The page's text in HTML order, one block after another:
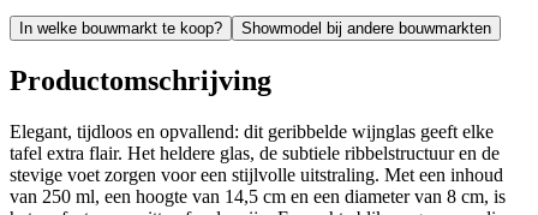
In welke bouwmarkt te koop? Showmodel bij andere bouwmarkten
Productomschrijving
Elegant, tijdloos en opvallend: dit geribbelde wijnglas geeft elke
tafel extra flair. Het heldere glas, de subtiele ribbelstructuur en de
stevige voet zorgen voor een stijlvolle uitstraling. Met een inhoud
van 250 ml, een hoogte van 14,5 cm en een diameter van 8 cm, is